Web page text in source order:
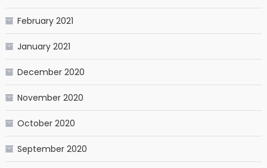
February 2021
January 2021
December 2020
November 2020
October 2020
September 2020